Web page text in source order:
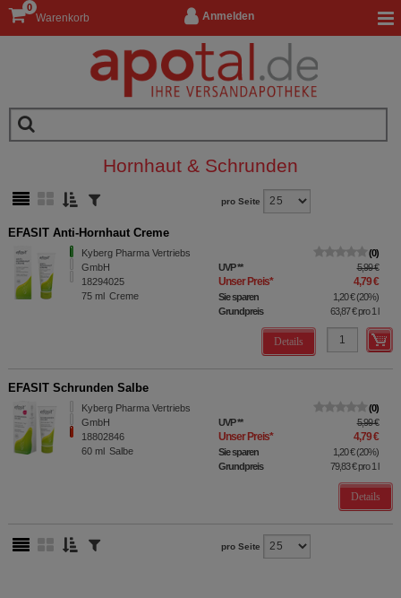
Anmelden
Warenkorb
0
Hornhaut & Schrunden
pro Seite
EFASIT Anti-Hornhaut Creme
Kyberg Pharma Vertriebs
GmbH
18294025
75 ml Creme
0
UVP** 5,99 €
Unser Preis* 4,79 €
Sie sparen 1,20 €(20%)
Grundpreis
63,87 €pro 1 l
Details
EFASIT Schrunden Salbe
Kyberg Pharma Vertriebs
GmbH
18802846
60 ml Salbe
0
UVP** 5,99 €
Unser Preis* 4,79 €
Sie sparen 1,20 €(20%)
Grundpreis
79,83 €pro 1 l
Details
pro Seite